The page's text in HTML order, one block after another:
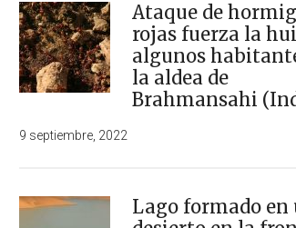
Ataque de
rojas fuerza la
algunos
la aldea de
Brahmansahi
9 septiembre, 2022
Lago formado en